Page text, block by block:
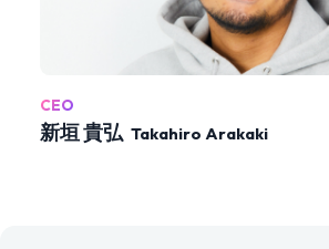
CEO
新垣 貴弘 Takahiro Arakaki